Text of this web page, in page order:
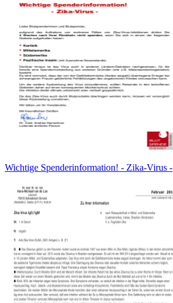
Wichtige Spenderinformation! - Zika-Virus -